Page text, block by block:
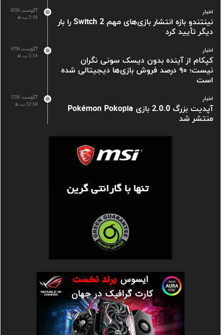
آگوست 6TH
2:18 ب.ظ
اخبار
نینتندو بازه انتشار بازی‌های مهم Switch 2 را بار
دیگر تأیید کرد
آگوست 6TH
2:14 ب.ظ
اخبار
کپکام از آینده بدون دیسک سونی نگران
نیست؛ ۹۰ درصد فروش بازی‌ها دیجیتالی شده
است
آگوست 5TH
12:58 ب.ظ
اخبار
آپدیت بزرگ 2.0.0 بازی Pokémon Pokopia
منتشر شد